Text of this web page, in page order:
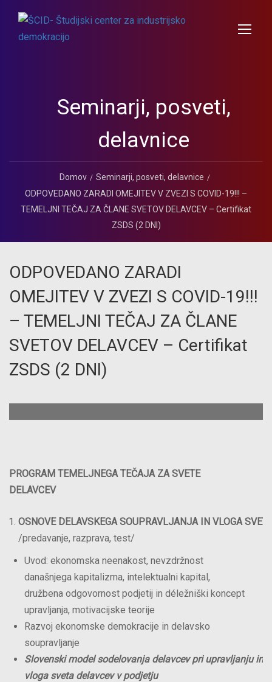
Seminarji, posveti,
delavnice
Domov
Seminarji, posveti, delavnice
ODPOVEDANO ZARADI OMEJITEV V ZVEZI S COVID-19!!! –
TEMELJNI TEČAJ ZA ČLANE SVETOV DELAVCEV – Certifikat
ZSDS (2 DNI)
ODPOVEDANO ZARADI
OMEJITEV V ZVEZI S COVID-19!!!
– TEMELJNI TEČAJ ZA ČLANE
SVETOV DELAVCEV – Certifikat
ZSDS (2 DNI)
PROGRAM TEMELJNEGA TEČAJA ZA SVETE
DELAVCEV
OSNOVE DELAVSKEGA SOUPRAVLJANJA IN VLOGA
/predavanje, razprava, test/
Uvod: ekonomska neenakost, nevzdržnost
današnjega kapitalizma, intelektualni kapital,
družbena odgovornost podjetij in déležniški koncept
upravljanja, motivacijske teorije
Razvoj ekonomske demokracije in delavsko
soupravljanje
Slovenski model sodelovanja delavcevpriupravljanju in
vloga sveta delavcev v podjetju